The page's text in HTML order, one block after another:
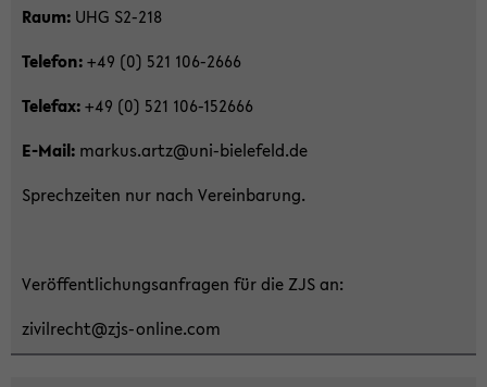
halt
der
ti­
wech­
seln
Raum: UHG S2-​218
Te­le­fon:+49 (0) 521 106-​2666
Te­le­fax:+49 (0) 521 106-​152666
E-​Mail: mar­kus.artz@uni-​bielefeld.de
Sprech­zei­ten nur nach Ver­ein­ba­rung.
Ver­öf­fent­li­chungs­an­fra­gen für die ZJS an:
zi­vil­recht@zjs-​online.com